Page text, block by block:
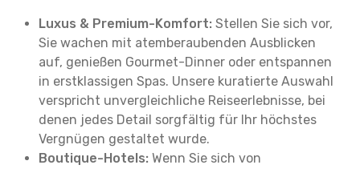
Luxus & Premium-Komfort: Stellen Sie sich vor,
Sie wachen mit atemberaubenden Ausblicken
auf, genießen Gourmet-Dinner oder entspannen
in erstklassigen Spas. Unsere kuratierte Auswahl
verspricht unvergleichliche Reiseerlebnisse, bei
denen jedes Detail sorgfältig für Ihr höchstes
Vergnügen gestaltet wurde.
Boutique-Hotels: Wenn Sie sich von